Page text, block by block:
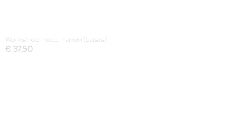
Workshop hoed maken (basis)
€ 37,50